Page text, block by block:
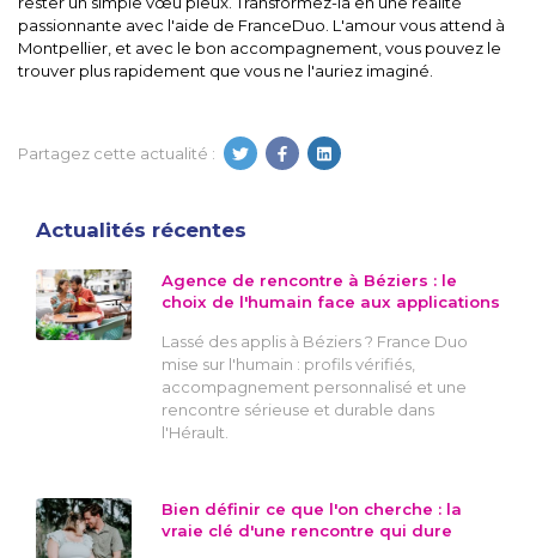
passionnante avec l'aide de FranceDuo. L'amour vous attend à
Montpellier, et avec le bon accompagnement, vous pouvez le
trouver plus rapidement que vous ne l'auriez imaginé.
Partagez cette actualité :
Actualités récentes
Agence de rencontre à Béziers : le
choix de l'humain face aux applications
Lassé des applis à Béziers ? France Duo
mise sur l'humain : profils vérifiés,
accompagnement personnalisé et une
rencontre sérieuse et durable dans
l'Hérault.
Bien définir ce que l'on cherche : la
vraie clé d'une rencontre qui dure